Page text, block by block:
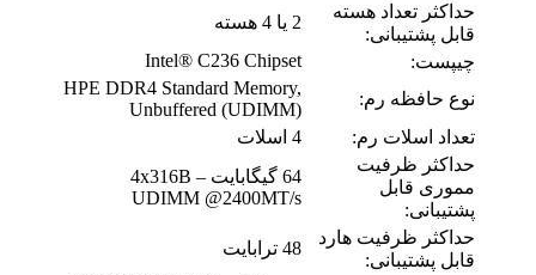
حداکثر تعداد هسته
قابل پشتیبانی:
2 یا 4 هسته
چیپست:
Intel® C236 Chipset
نوع حافظه رم:
HPE DDR4 Standard Memory,
Unbuffered (UDIMM)
تعداد اسلات رم:
4 اسلات
حداکثر ظرفیت
مموری قابل
پشتیبانی:
64 گیگابایت – 4x316B
UDIMM @2400MT/s
حداکثر ظرفیت هارد
قابل پشتیبانی:
48 ترابایت